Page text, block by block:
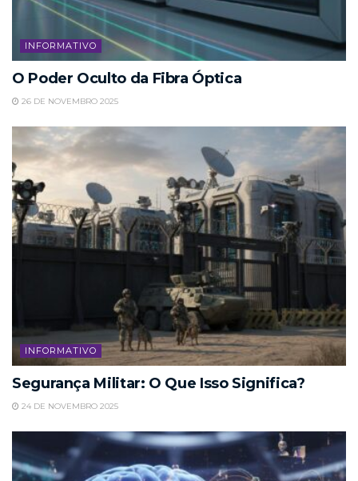
INFORMATIVO
O Poder Oculto da Fibra Óptica
26 DE NOVEMBRO 2025
INFORMATIVO
Segurança Militar: O Que Isso Significa?
24 DE NOVEMBRO 2025